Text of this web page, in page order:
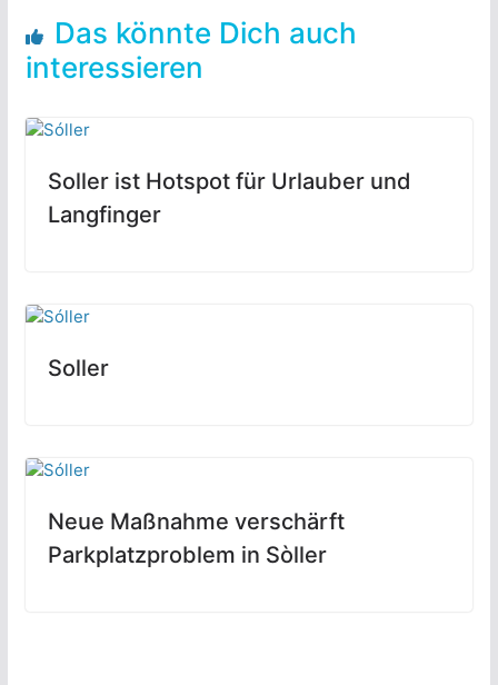
Das könnte Dich auch
interessieren
Soller ist Hotspot für Urlauber und
Langfinger
Soller
Neue Maßnahme verschärft
Parkplatzproblem in Sòller